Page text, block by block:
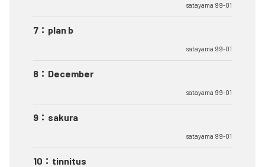
satayama 99-01
7 ： plan b
satayama 99-01
8 ： December
satayama 99-01
9 ： sakura
satayama 99-01
10 ： tinnitus